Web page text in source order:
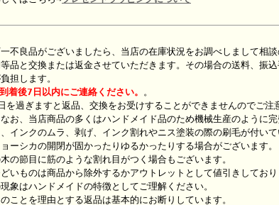
不良品がございましたら、当店の在庫状況をお調べしまして相談
等品と交換または返金させていただきます。その場合の送料、振
担します。
到着後7日以内にご連絡ください。 。
を過ぎますと返品、交換をお受けすることができませんのでご注
お、当店商品の多くはハンドメイド品のため機械生産のように
、インクのムラ、剥げ、インク割れやニス塗装の際の刷毛が付いて
ョーシカの開閉が固かったりゆるかったりする場合がございます
の節目に筋のような割れ目がつく場合もございます。
いものは商品から除外するかアウトレットとして値引きしてお
象はハンドメイドの特徴としてご理解ください。
ことを理由とする返品は基本的にお断りしています。